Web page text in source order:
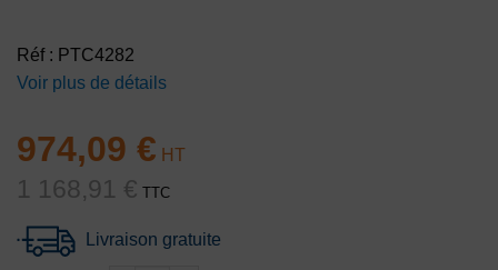
Réf : PTC4282
Voir plus de détails
974,09 €
1 168,91 € TTC
Livraison gratuite